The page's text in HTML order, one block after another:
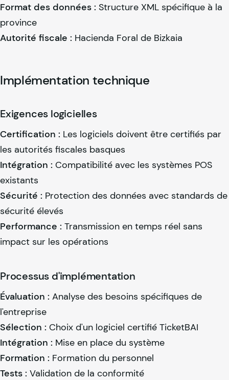
Format des données : Structure XML spécifique à la
province
Autorité fiscale : Hacienda Foral de Bizkaia
Implémentation technique
Exigences logicielles
Certification : Les logiciels doivent être certifiés par
les autorités fiscales basques
Intégration : Compatibilité avec les systèmes POS
existants
Sécurité : Protection des données avec standards de
sécurité élevés
Performance : Transmission en temps réel sans
impact sur les opérations
Processus d'implémentation
Évaluation : Analyse des besoins spécifiques de
l'entreprise
Sélection : Choix d'un logiciel certifié TicketBAI
Intégration : Mise en place du système
Formation : Formation du personnel
Tests : Validation de la conformité